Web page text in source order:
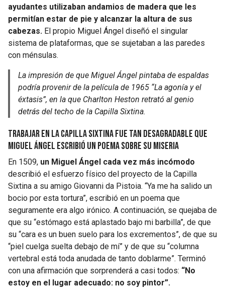
ayudantes utilizaban andamios de madera que les
permitían estar de pie y alcanzar la altura de sus
cabezas. El propio Miguel Ángel diseñó el singular
sistema de plataformas, que se sujetaban a las paredes
con ménsulas.
La impresión de que Miguel Ángel pintaba de espaldas
podría provenir de la película de 1965 “La agonía y el
éxtasis”, en la que Charlton Heston retrató al genio
detrás del techo de la Capilla Sixtina.
Trabajar en la Capilla Sixtina fue tan desagradable que
Miguel Ángel escribió un poema sobre su miseria
En 1509, un Miguel Ángel cada vez más incómodo
describió el esfuerzo físico del proyecto de la Capilla
Sixtina a su amigo Giovanni da Pistoia. “Ya me ha salido un
bocio por esta tortura”, escribió en un poema que
seguramente era algo irónico. A continuación, se quejaba de
que su “estómago está aplastado bajo mi barbilla”, de que
su “cara es un buen suelo para los excrementos”, de que su
“piel cuelga suelta debajo de mí” y de que su “columna
vertebral está toda anudada de tanto doblarme”. Terminó
con una afirmación que sorprenderá a casi todos: “No
estoy en el lugar adecuado: no soy pintor”.